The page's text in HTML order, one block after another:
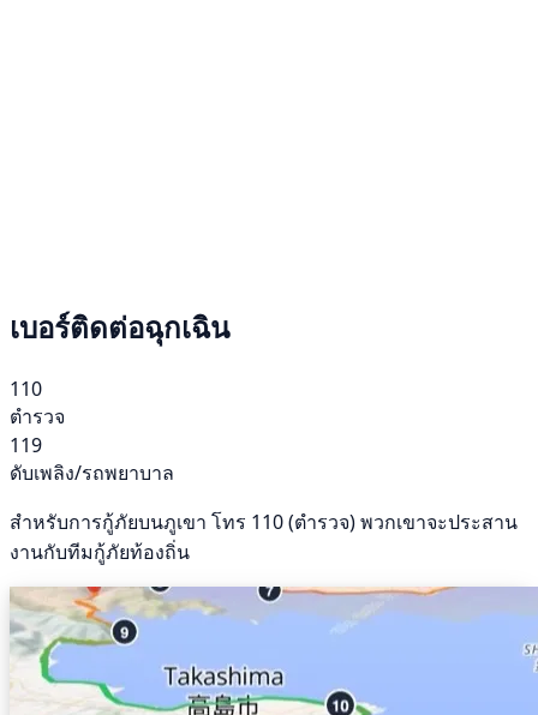
เบอร์ติดต่อฉุกเฉิน
110
ตำรวจ
119
ดับเพลิง/รถพยาบาล
สำหรับการกู้ภัยบนภูเขา โทร 110 (ตำรวจ) พวกเขาจะประสาน
งานกับทีมกู้ภัยท้องถิ่น